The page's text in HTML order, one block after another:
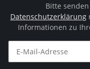
Bitte
Datenschutzerklärung
Informationen zu